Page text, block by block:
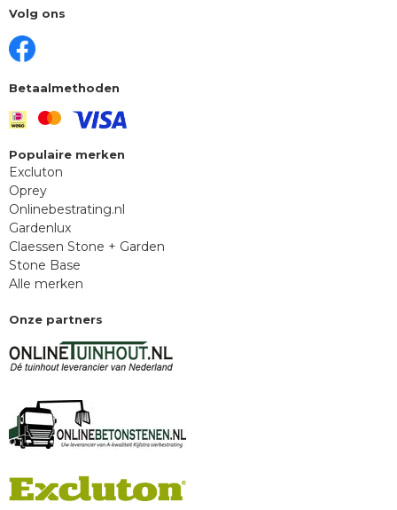
Volg ons
Betaalmethoden
Populaire merken
Excluton
Oprey
Onlinebestrating.nl
Gardenlux
Claessen Stone + Garden
Stone Base
Alle merken
Onze partners